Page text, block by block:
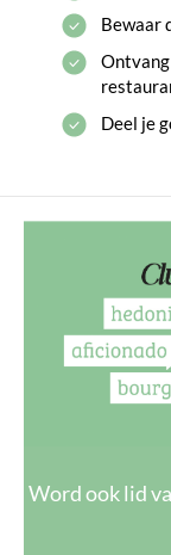
Bewaar
Deel je
Word ook lid